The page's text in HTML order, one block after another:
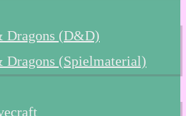
Dragons (D&D)
Dragons (Spielmaterial)